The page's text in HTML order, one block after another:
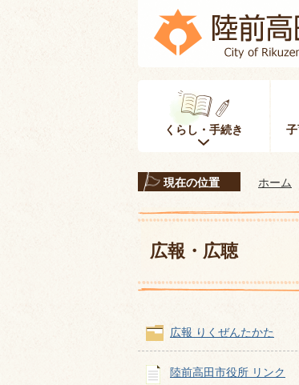
くらし・手続き
現在の位置 ホーム
広報・広聴
広報 りくぜんたかた
陸前高田市役所 リンク